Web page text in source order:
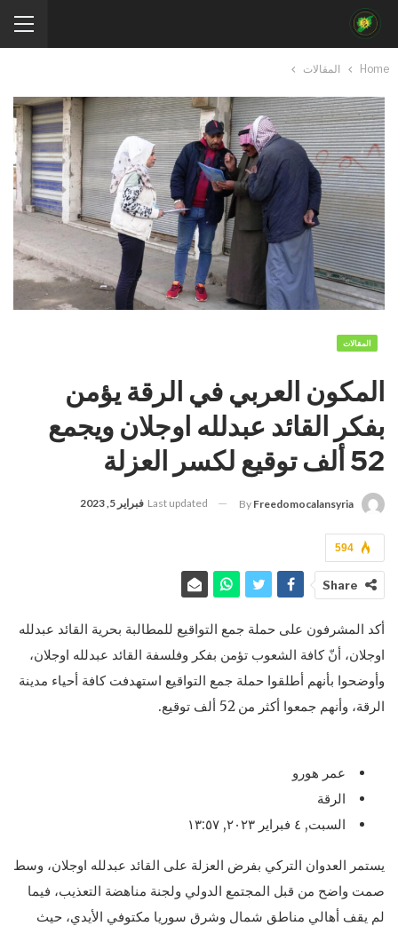
Home المقالات
المقالات
المكون العربي في الرقة يؤمن
بفكر القائد عبدلله اوجلان ويجمع
52 ألف توقيع لكسر العزلة
By Freedomocalansyria
Last updated فبراير 5, 2023
594
Share
أكد المشرفون على حملة جمع التواقيع للمطالبة بحرية القائد عبدلله
اوجلان، أنّ كافة الشعوب تؤمن بفكر وفلسفة القائد عبدلله اوجلان،
وأوضحوا بأنهم أطلقوا حملة جمع التواقيع استهدفت كافة أحياء مدينة
الرقة، وأنهم جمعوا أكثر من 52 ألف توقيع.
عمر هورو
الرقة
السبت, ٤ فبراير ٢٠٢٣, ١٣:٥٧
يستمر العدوان التركي بفرض العزلة على القائد عبدلله اوجلان، وسط
صمت واضح من قبل المجتمع الدولي ولجنة مناهضة التعذيب، فيما
لم يقف أهالي مناطق شمال وشرق سوريا مكتوفي الأيدي، حيث